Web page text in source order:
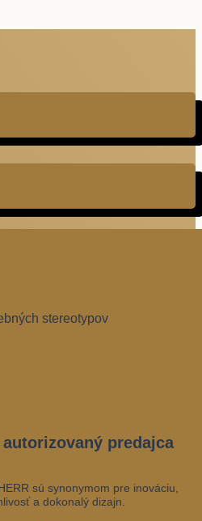
stereotypov
predajca
sú synonymom pre inováciu,
a dokonalý dizajn.